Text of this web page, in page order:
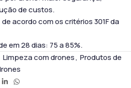
de custos.
acordo com os critérios 301F da
em 28 dias: 75 a 85%.
Limpeza com drones, Produtos de